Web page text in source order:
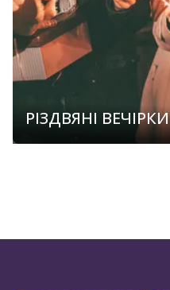
РІЗДВЯНІ ВЕЧІРКИ